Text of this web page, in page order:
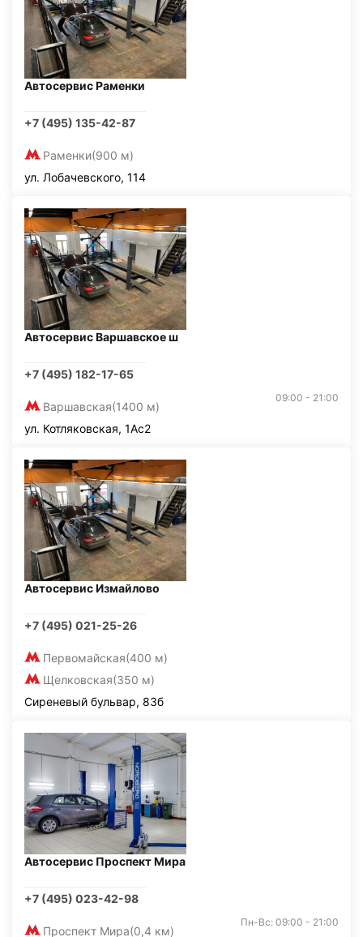
Автосервис Раменки
+7 (495) 135-42-87
Раменки(900 м)
ул. Лобачевского, 114
Автосервис Варшавское ш
+7 (495) 182-17-65
Варшавская(1400 м)
09:00 - 21:00
ул. Котляковская, 1Ас2
Автосервис Измайлово
+7 (495) 021-25-26
Первомайская(400 м)
Щелковская(350 м)
Сиреневый бульвар, 83б
Автосервис Проспект Мира
+7 (495) 023-42-98
Проспект Мира(0,4 км)
Пн-Вс: 09:00 - 21:00